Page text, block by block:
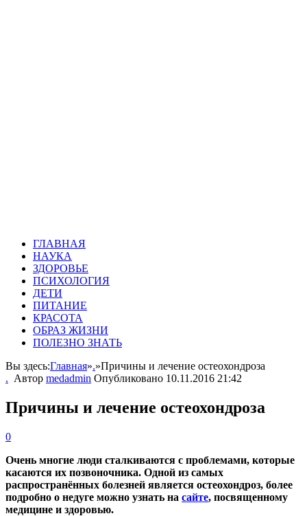
ГЛАВНАЯ
НАУКА
ЗДОРОВЬЕ
ПСИХОЛОГИЯ
ДЕТИ
ПИТАНИЕ
КРАСОТА
ОБРАЗ ЖИЗНИ
ПОЛЕЗНО ЗНАТЬ
Вы здесь:Главная».»Причины и лечение остеохондроза
. Автор medadmin Опубликовано 10.11.2016 21:42
Причины и лечение остеохондроза
0
Очень многие люди сталкиваются с проблемами, которые
касаются их позвоночника. Одной из самых
распространённых болезней является остеохондроз, более
подробно о недуге можно узнать на сайте, посвященному
медицине и здоровью.